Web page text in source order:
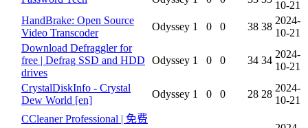
10-21
HandBrake: Open Source
Video Transcoder
Odyssey 1 0 0 38 38
2024-
10-21
Download Defraggler for
free | Defrag SSD and HDD
drives
Odyssey 1 0 0 34 34
2024-
10-21
CrystalDiskInfo - Crystal
Dew World [en]
Odyssey 1 0 0 28 28
2024-
10-21
CCleaner Professional | 免费